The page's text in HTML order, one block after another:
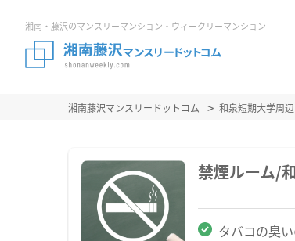
湘南・藤沢のマンスリーマンション・ウィークリーマンション
湘南藤沢マンスリードットコム 和泉短期大学周辺
禁煙ルーム/
タバコの臭